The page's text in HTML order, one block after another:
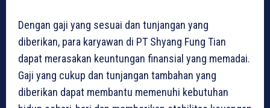
Dengan gaji yang sesuai dan tunjangan yang
diberikan, para karyawan di PT Shyang Fung Tian
dapat merasakan keuntungan finansial yang memadai.
Gaji yang cukup dan tunjangan tambahan yang
diberikan dapat membantu memenuhi kebutuhan